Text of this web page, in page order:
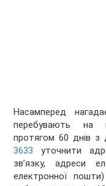
Насамперед
перебувають на
протягом 60 днів з
3633 уточнити
зв’язку, адреси
електронної